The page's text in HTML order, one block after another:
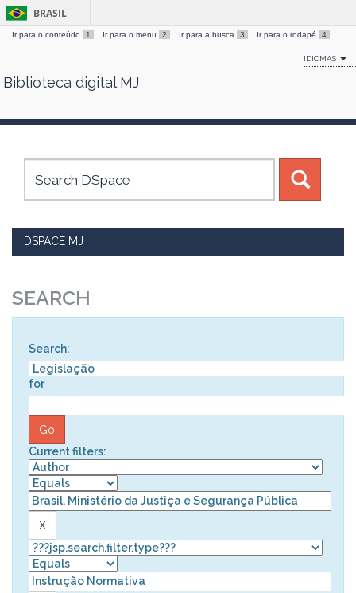
Skip
BRASIL
Ir para o conteúdo 1 Ir para o menu 2 Ir para a busca 3 Ir para o rodapé 4
IDIOMAS
Biblioteca digital MJ
DSPACE MJ
SEARCH
Search:
for
Current filters: